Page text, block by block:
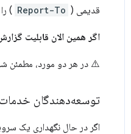
قدیمی ( Report-To
)
اگر همین الان قابلیت
⚠️ در هر دو مورد، مطمئن
توسعه‌دهندگان
اگر در حال نگهداری یک